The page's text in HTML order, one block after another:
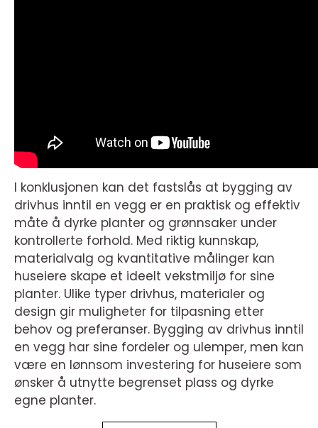
I konklusjonen kan det fastslås at bygging av
drivhus inntil en vegg er en praktisk og effektiv
måte å dyrke planter og grønnsaker under
kontrollerte forhold. Med riktig kunnskap,
materialvalg og kvantitative målinger kan
huseiere skape et ideelt vekstmiljø for sine
planter. Ulike typer drivhus, materialer og
design gir muligheter for tilpasning etter
behov og preferanser. Bygging av drivhus inntil
en vegg har sine fordeler og ulemper, men kan
være en lønnsom investering for huseiere som
ønsker å utnytte begrenset plass og dyrke
egne planter.